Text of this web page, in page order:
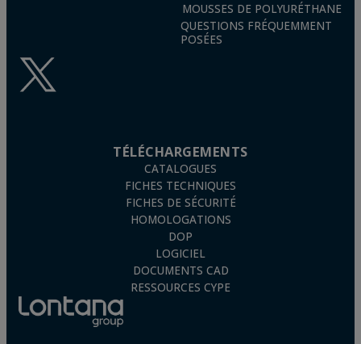
MOUSSES DE POLYURÉTHANE
QUESTIONS FRÉQUEMMENT
POSÉES
TÉLÉCHARGEMENTS
CATALOGUES
FICHES TECHNIQUES
FICHES DE SÉCURITÉ
HOMOLOGATIONS
DOP
LOGICIEL
DOCUMENTS CAD
RESSOURCES CYPE